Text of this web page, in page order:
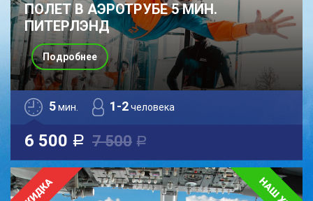
ПОЛЕТ В АЭРОТРУБЕ 5 МИН.
ПИТЕРЛЭНД
5мин. 1-2человека
6 500 a 7 500 a
Подробнее